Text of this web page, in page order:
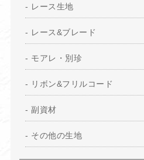
レース生地
レース&ブレード
モアレ・別珍
リボン&フリルコード
副資材
その他の生地